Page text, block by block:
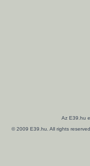
Az E39.hu
© 2009 E39.hu. All rights